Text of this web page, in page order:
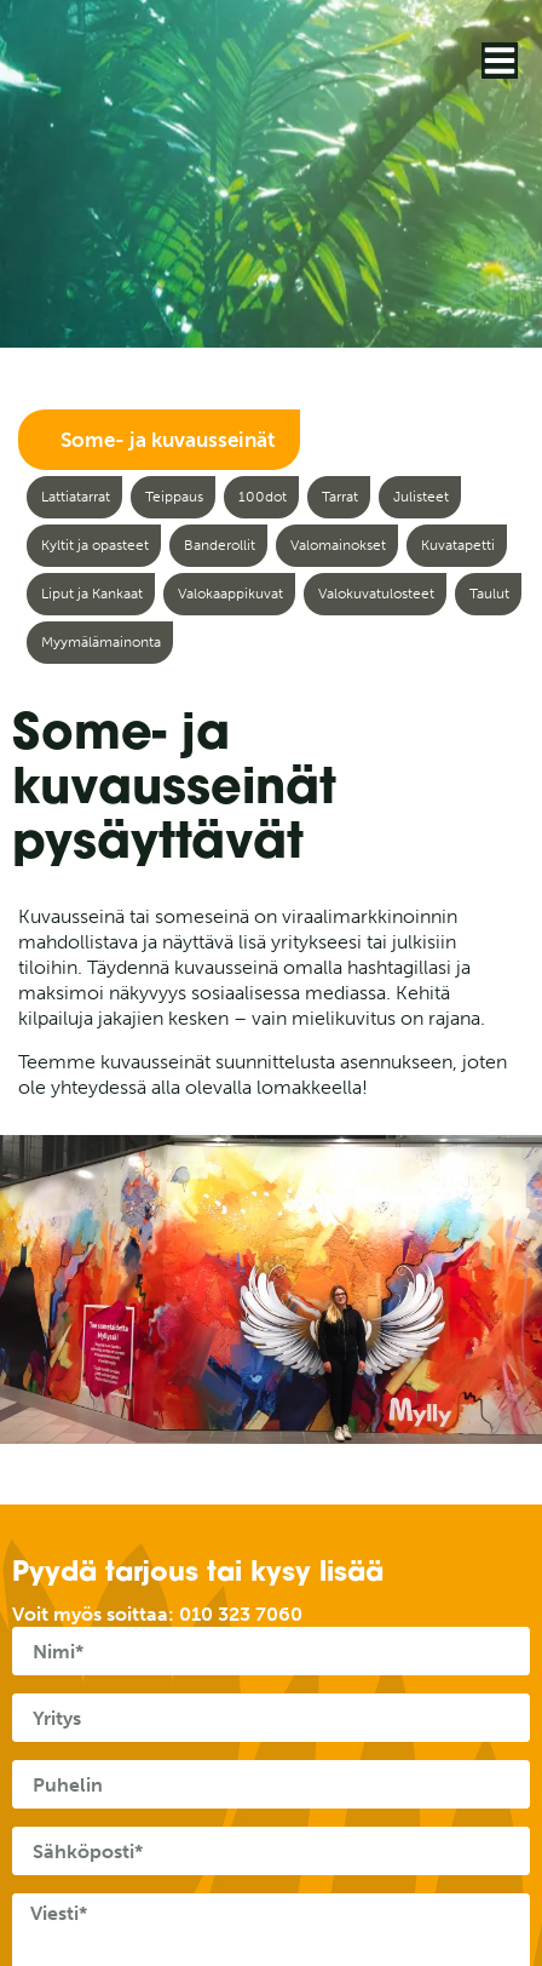
Some- ja kuvausseinät
Lattiatarrat Teippaus 100dot Tarrat Julisteet
Kyltit ja opasteet Banderollit Valomainokset Kuvatapetti
Liput ja Kankaat Valokaappikuvat Valokuvatulosteet Taulut
Myymälämainonta
Some- ja
kuvausseinät
pysäyttävät
Kuvausseinä tai someseinä on viraalimarkkinoinnin
mahdollistava ja näyttävä lisä yritykseesi tai julkisiin
tiloihin. Täydennä kuvausseinä omalla hashtagillasi ja
maksimoi näkyvyys sosiaalisessa mediassa. Kehitä
kilpailuja jakajien kesken – vain mielikuvitus on rajana.
Teemme kuvausseinät suunnittelusta asennukseen, joten
ole yhteydessä alla olevalla lomakkeella!
Pyydä tarjous tai kysy lisää
Voit myös soittaa: 010 323 7060